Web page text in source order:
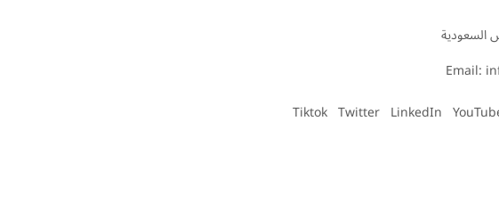
Email:
LinkedIn
Twitter
Tiktok